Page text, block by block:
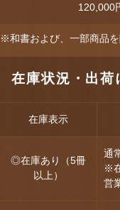
120,000
※和書および、一部商品を
在庫状況・出荷
在庫表示
◎在庫あり（5冊
以上）
通
※
営